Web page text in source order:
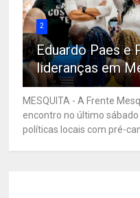
2
Eduardo Paes e
lideranças em
MESQUITA - A Frente
encontro no último
políticas locais com pré-